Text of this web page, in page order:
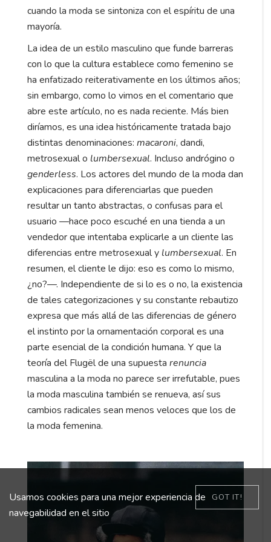
cuando la moda se sintoniza con el espíritu de una
mayoría.
La idea de un estilo masculino que funde barreras
con lo que la cultura establece como femenino se
ha enfatizado reiterativamente en los últimos años;
sin embargo, como lo vimos en el comentario que
abre este artículo, no es nada reciente. Más bien
diríamos, es una idea históricamente tratada bajo
distintas denominaciones: macaroni, dandi,
metrosexual o lumbersexual. Incluso andrógino o
genderless. Los actores del mundo de la moda dan
explicaciones para diferenciarlas que pueden
resultar un tanto abstractas, o confusas para el
usuario —hace poco escuché en una tienda a un
vendedor que intentaba explicarle a un cliente las
diferencias entre metrosexual y lumbersexual. En
resumen, el cliente le dijo: eso es como lo mismo,
¿no?—. Independiente de si lo es o no, la existencia
de tales categorizaciones y su constante rebautizo
expresa que más allá de las diferencias de género
el instinto por la ornamentación corporal es una
parte esencial de la condición humana. Y que la
teoría del Flugël de una supuesta renuncia
masculina a la moda no parece ser irrefutable, pues
la moda masculina también se renueva, así sus
cambios radicales sean menos veloces que los de
la moda femenina.
GOT IT!
Usamos cookies para una mejor experiencia de
navegabilidad en el sitio